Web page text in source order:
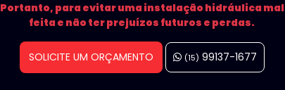
Portanto, para evitar uma instalação hidráulica mal
feita e não ter prejuízos futuros e perdas.
SOLICITE UM ORÇAMENTO (15) 99137-1677